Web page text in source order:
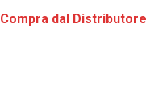
Compra dal Distributore